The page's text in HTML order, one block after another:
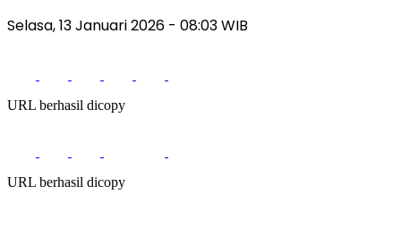
Selasa, 13 Januari 2026 - 08:03 WIB
URL berhasil dicopy
URL berhasil dicopy